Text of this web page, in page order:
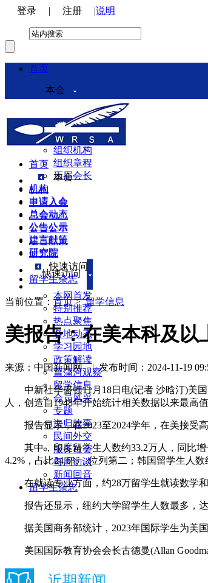
登录 | 注册 |说明
首页
本会
本会介绍
领导机构
理事会
组织机构
组织章程
历届会长
机构
申请入会
总会动态
公告公示
建言献策
研究院
快速访问
本网首发
特别推荐
热点聚焦
各地动态
学习园地
政策解读
菖蒲河观察
留学信息
会员风采
专题
海归故事
民间外交
服务社会
每周访谈
新闻回音
留学生杂志
首页
本会
机构
申请入会
总会动态
公告公示
建言献策
研究院
快速访问
留学生杂志
当前位置： 首页>留学信息
美报告：在美本科及以
来源：中国新闻网 |发布时间：2024-11-19
中新社华盛顿11月18日电(记者 沙晗汀)美国
人，创造自1948年开始统计相关数据以来最高值
报告显示，在2023至2024学年，在美接受高
其中，印度留学生人数约33.2万人，同比增
4.2%，占比24.6%，位列第二；韩国留学生人
在就读专业方面，约28万留学生就读数学和
报告还显示，纽约大学留学生人数最多，达
据美国商务部统计，2023年国际学生为美国
美国国际教育协会会长古德曼(Allan